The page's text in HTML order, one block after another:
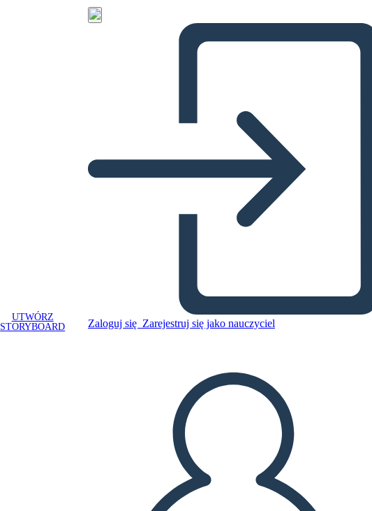
UTWÓRZ
STORYBOARD
Zaloguj się Zarejestruj się jako nauczyciel